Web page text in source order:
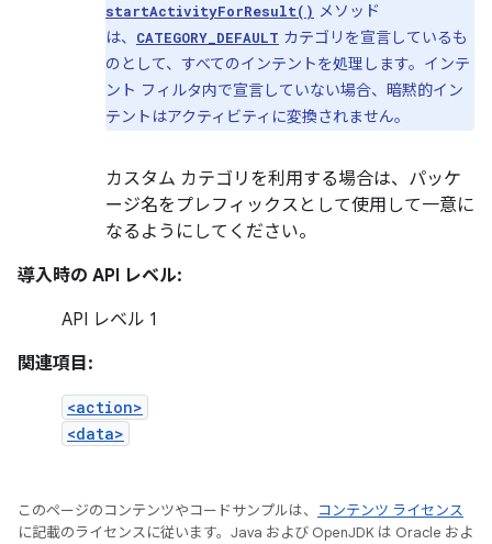
startActivityForResult() メソッド
は、
CATEGORY_DEFAULT カテゴリを宣言しているも
のとして、すべてのインテントを処理します。インテ
ント フィルタ内で宣言していない場合、暗黙的イン
テントはアクティビティに変換されません。
カスタム カテゴリを利用する場合は、パッケ
ージ名をプレフィックスとして使用して一意に
なるようにしてください。
導入時の API レベル:
API レベル 1
関連項目:
<action>
<data>
このページのコンテンツやコードサンプルは、
コンテンツ ライセンス
に記載のライセンスに従います。Java および OpenJDK は Oracle およ